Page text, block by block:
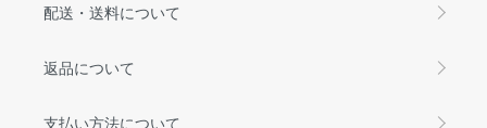
配送・送料について
返品について
支払い方法について